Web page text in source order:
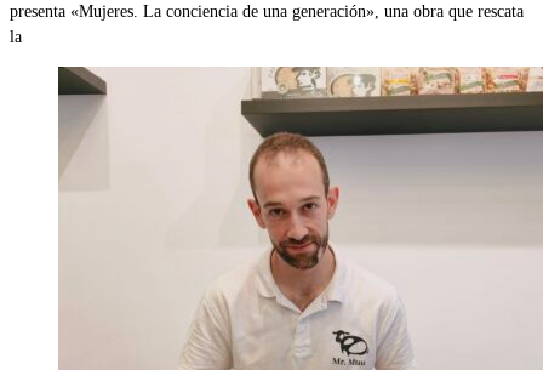
presenta «Mujeres. La conciencia de una generación», una obra que rescata
la